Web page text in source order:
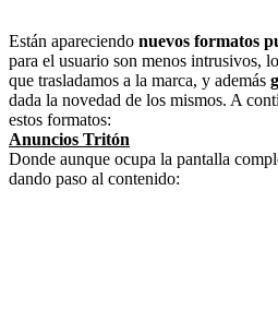
Están apareciendo nuevos formatos
para el usuario son menos intrusivos,
que trasladamos a la marca, y además
dada la novedad de los mismos. A
estos formatos:
Anuncios Tritón
Donde aunque ocupa la pantalla
dando paso al contenido: